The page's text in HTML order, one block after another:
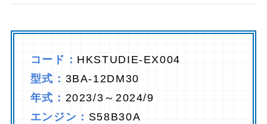
コード： HKSTUDIE-EX004
型式： 3BA-12DM30
年式： 2023/3～2024/9
エンジン： S58B30A